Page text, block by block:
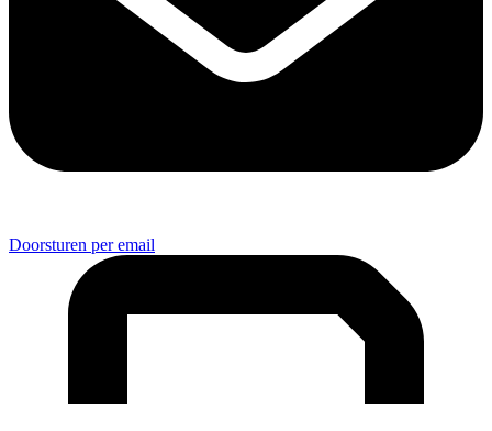
Doorsturen per email